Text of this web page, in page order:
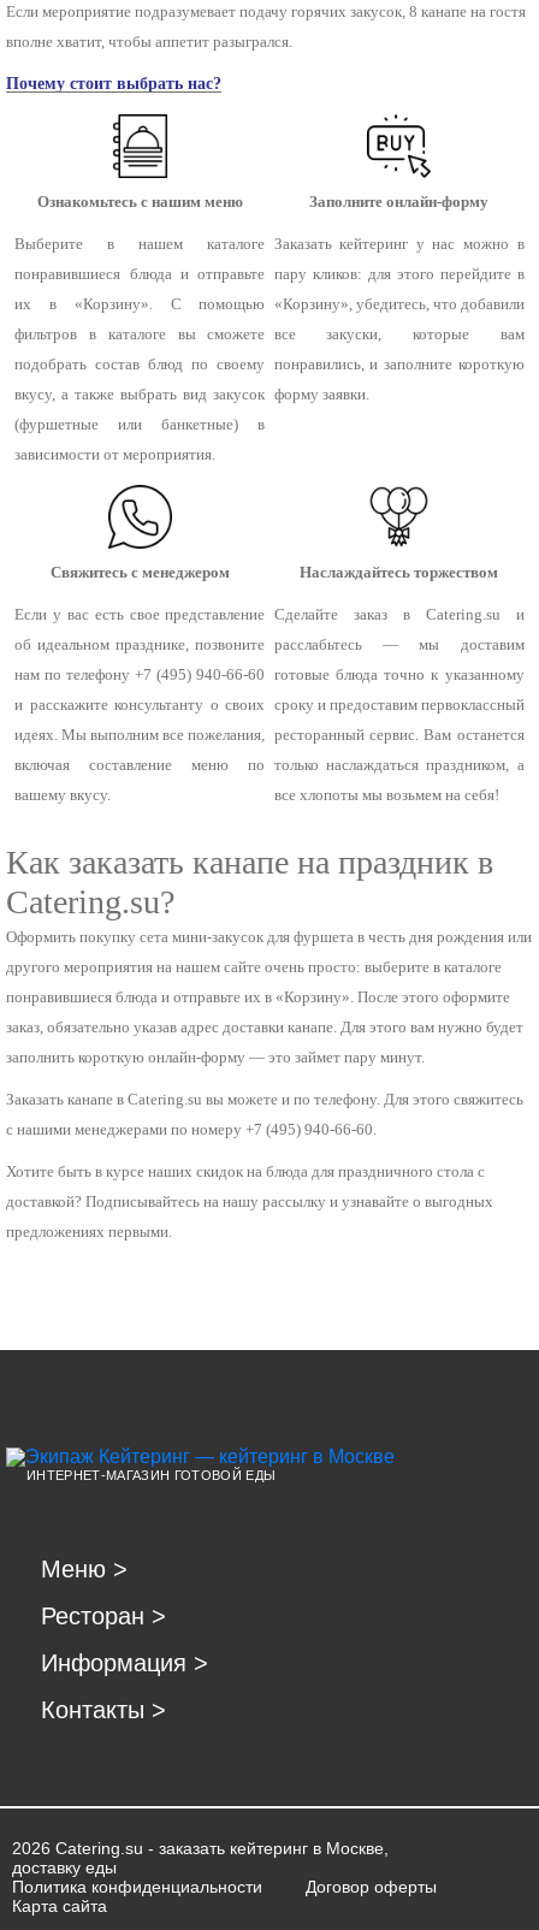
Если мероприятие подразумевает подачу горячих закусок, 8 канапе на гостя
вполне хватит, чтобы аппетит разыгрался.
Почему стоит выбрать нас?
Ознакомьтесь с нашим меню
Выберите в нашем каталоге
понравившиеся блюда и отправьте
их в «Корзину». С помощью
фильтров в каталоге вы сможете
подобрать состав блюд по своему
вкусу, а также выбрать вид закусок
(фуршетные или банкетные) в
зависимости от мероприятия.
Заполните онлайн-форму
Заказать кейтеринг у нас можно в
пару кликов: для этого перейдите в
«Корзину», убедитесь, что добавили
все закуски, которые вам
понравились, и заполните короткую
форму заявки.
Свяжитесь с менеджером
Если у вас есть свое представление
об идеальном празднике, позвоните
нам по телефону +7 (495) 940-66-60
и расскажите консультанту о своих
идеях. Мы выполним все пожелания,
включая составление меню по
вашему вкусу.
Наслаждайтесь торжеством
Сделайте заказ в Catering.su и
расслабьтесь — мы доставим
готовые блюда точно к указанному
сроку и предоставим первоклассный
ресторанный сервис. Вам останется
только наслаждаться праздником, а
все хлопоты мы возьмем на себя!
Как заказать канапе на праздник в
Catering.su?
Оформить покупку сета мини-закусок для фуршета в честь дня рождения или
другого мероприятия на нашем сайте очень просто: выберите в каталоге
понравившиеся блюда и отправьте их в «Корзину». После этого оформите
заказ, обязательно указав адрес доставки канапе. Для этого вам нужно будет
заполнить короткую онлайн-форму — это займет пару минут.
Заказать канапе в Catering.su вы можете и по телефону. Для этого свяжитесь
с нашими менеджерами по номеру +7 (495) 940-66-60.
Хотите быть в курсе наших скидок на блюда для праздничного стола с
доставкой? Подписывайтесь на нашу рассылку и узнавайте о выгодных
предложениях первыми.
ИНТЕРНЕТ-МАГАЗИН ГОТОВОЙ ЕДЫ
Меню >
Ресторан >
Информация >
Контакты >
2026 Catering.su - заказать кейтеринг в Москве,
доставку еды
Политика конфиденциальности
Договор оферты
Карта сайта